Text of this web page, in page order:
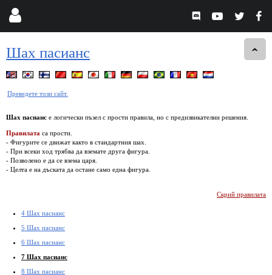
Шах пасианс
Преведете този сайт.
Шах пасианс е логически пъзел с прости правила, но с предизвикателни решения.
Правилата са прости.
- Фигурите се движат както в стандартния шах.
- При всеки ход трябва да вземате друга фигура.
- Позволено е да се взема царя.
- Целта е на дъската да остане само една фигура.
Скрий правилата
4 Шах пасианс
5 Шах пасианс
6 Шах пасианс
7 Шах пасианс
8 Шах пасианс